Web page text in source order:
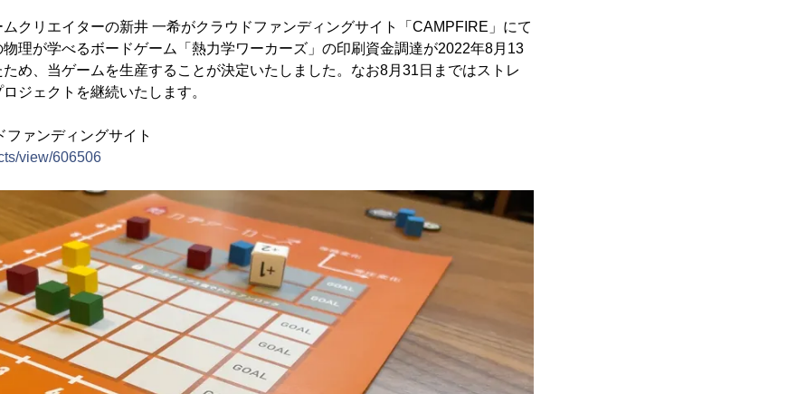
クリエイターの新井 一希がクラウドファンディングサイト「CAMPFIRE」にて
理が学べるボードゲーム「熱力学ワーカーズ」の印刷資金調達が2022年8月13
め、当ゲームを生産することが決定いたしました。なお8月31日まではストレ
ジェクトを継続いたします。
ファンディングサイト
view/606506